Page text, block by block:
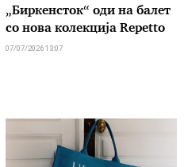
„Биркенсток“ оди на балет
со нова колекција Repetto
07/07/2026 13:07